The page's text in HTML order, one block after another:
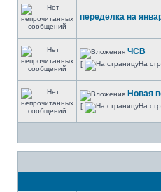
переделка на
ЧСВ
[ На
Новая
[ На